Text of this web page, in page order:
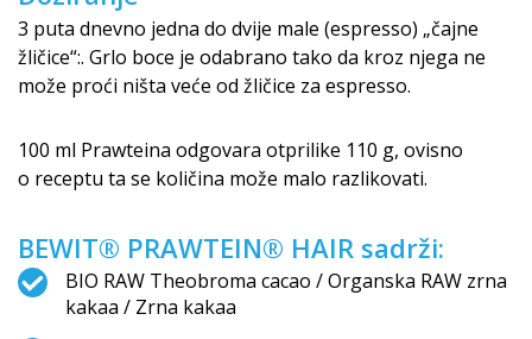
3 puta dnevno jedna do dvije male (espresso) „čajne
žličice“:. Grlo boce je odabrano tako da kroz njega ne
može proći ništa veće od žličice za espresso.
100 ml Prawteina odgovara otprilike 110 g, ovisno
o receptu ta se količina može malo razlikovati.
BEWIT® PRAWTEIN® HAIR sadrži:
BIO RAW Theobroma cacao / Organska RAW zrna
kakaa / Zrna kakaa